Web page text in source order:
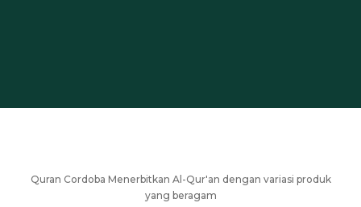
Quran Cordoba Menerbitkan Al-Qur'an dengan variasi produk
yang beragam